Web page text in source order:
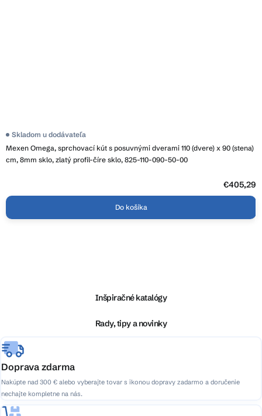
Mexen Omega, sprchovací kút s posuvnými dverami 110 (dvere) x 90 (stena)
cm, 8mm sklo, zlatý profil-číre sklo, 825-110-090-50-00
Skladom u dodávateľa
€405,29
Do košíka
e
Inšpiračné katalógy
Rady, tipy a novinky
Doprava zdarma
Nakúpte nad 300 € alebo vyberajte tovar s ikonou dopravy zadarmo a doručenie
nechajte kompletne na nás.